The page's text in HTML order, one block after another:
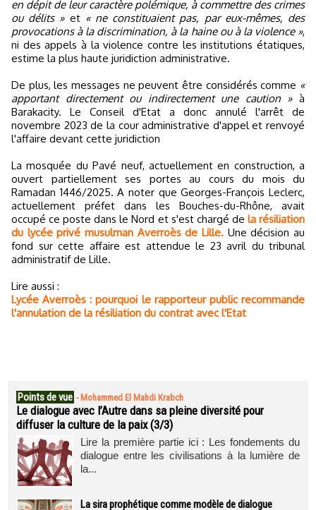
en dépit de leur caractère polémique, à commettre des crimes
ou délits »et « ne constituaient pas, par eux-mêmes, des
provocations à la discrimination, à la haine ou à la violence »,
ni des appels à la violence contre les institutions étatiques,
estime la plus haute juridiction administrative.
De plus, les messages ne peuvent être considérés comme «
apportant directement ou indirectement une caution »à
Barakacity. Le Conseil d'Etat a donc annulé l'arrêt de
novembre 2023 de la cour administrative d'appel et renvoyé
l'affaire devant cette juridiction
La mosquée du Pavé neuf, actuellement en construction, a
ouvert partiellement ses portes au cours du mois du
Ramadan 1446/2025. A noter que Georges-François Leclerc,
actuellement préfet dans les Bouches-du-Rhône, avait
occupé ce poste dans le Nord et s'est chargé de la résiliation
du lycée privé musulman Averroès de Lille. Une décision au
fond sur cette affaire est attendue le 23 avril du tribunal
administratif de Lille.
Lire aussi :
Lycée Averroès : pourquoi le rapporteur public recommande
l'annulation de la résiliation du contrat avec l'Etat
Points de vue - Mohammed El Mahdi Krabch
Le dialogue avec l’Autre dans sa pleine diversité pour
diffuser la culture de la paix (3/3)
Lire la première partie ici : Les fondements du
dialogue entre les civilisations à la lumière de
la...
La sira prophétique comme modèle de dialogue